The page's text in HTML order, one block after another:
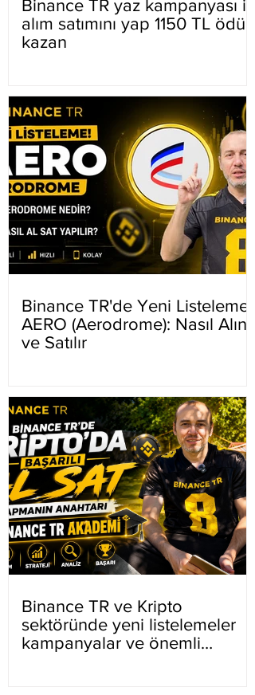
Binance TR yaz kampanyası ilk
alım satımını yap 1150 TL ödül
kazan
Binance TR'de Yeni Listeleme
AERO (Aerodrome): Nasıl Alınır
ve Satılır
Binance TR ve Kripto
sektöründe yeni listelemeler
kampanyalar ve önemli